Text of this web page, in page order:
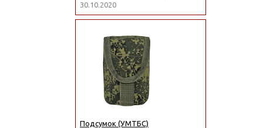
30.10.2020
Подсумок (УМТБС)